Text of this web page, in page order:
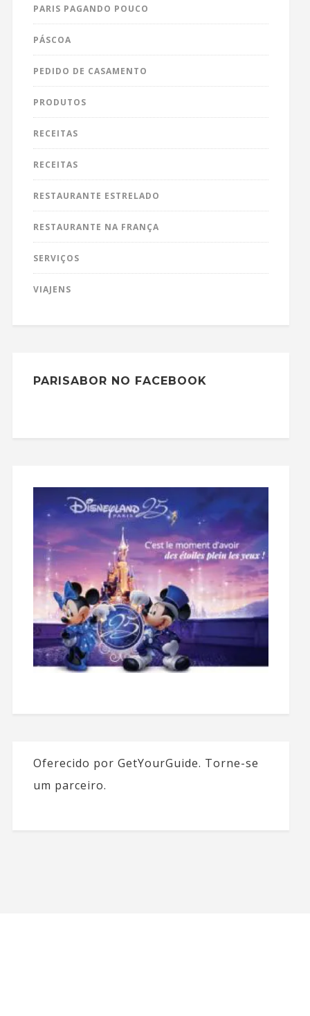
PARIS PAGANDO POUCO
PÁSCOA
PEDIDO DE CASAMENTO
PRODUTOS
RECEITAS
RECEITAS
RESTAURANTE ESTRELADO
RESTAURANTE NA FRANÇA
SERVIÇOS
VIAJENS
PARISABOR NO FACEBOOK
Oferecido por GetYourGuide. Torne-se
um parceiro.